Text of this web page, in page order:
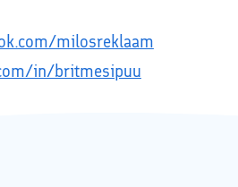
milosreklaam
in/britmesipuu